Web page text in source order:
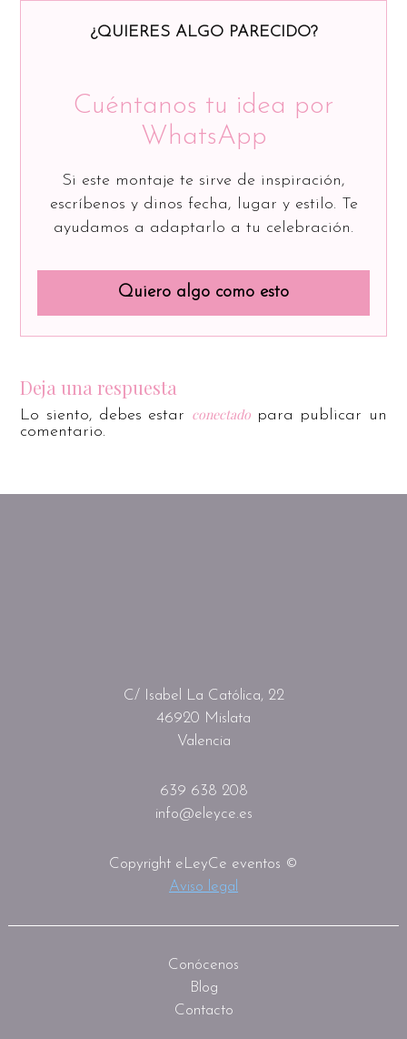
¿QUIERES ALGO PARECIDO?
Cuéntanos tu idea por
WhatsApp
Si este montaje te sirve de inspiración,
escríbenos y dinos fecha, lugar y estilo. Te
ayudamos a adaptarlo a tu celebración.
Quiero algo como esto
Deja una respuesta
Lo siento, debes estar conectadopara publicar un
comentario.
C/ Isabel La Católica, 22
46920 Mislata
Valencia
639 638 208
info@eleyce.es
Copyright eLeyCe eventos ©
Aviso legal
Conócenos
Blog
Contacto